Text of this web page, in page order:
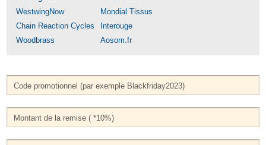
WestwingNow
Mondial Tissus
Chain Reaction Cycles
Interouge
Woodbrass
Aosom.fr